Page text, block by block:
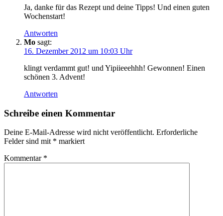
Ja, danke für das Rezept und deine Tipps! Und einen guten
Wochenstart!
Antworten
Mo sagt:
16. Dezember 2012 um 10:03 Uhr
klingt verdammt gut! und Yipiieeehhh! Gewonnen! Einen
schönen 3. Advent!
Antworten
Schreibe einen Kommentar
Deine E-Mail-Adresse wird nicht veröffentlicht. Erforderliche
Felder sind mit * markiert
Kommentar *